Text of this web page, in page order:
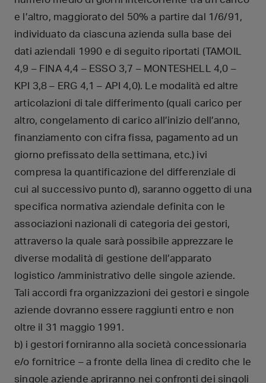
e l’altro, maggiorato del 50% a partire dal 1/6/91,
individuato da ciascuna azienda sulla base dei
dati aziendali 1990 e di seguito riportati (TAMOIL
4,9 – FINA 4,4 – ESSO 3,7 – MONTESHELL 4,0 –
KPI 3,8 – ERG 4,1 – API 4,0). Le modalità ed altre
articolazioni di tale differimento (quali carico per
altro, congelamento di carico all’inizio dell’anno,
finanziamento con cifra fissa, pagamento ad un
giorno prefissato della settimana, etc.) ivi
compresa la quantificazione del differenziale di
cui al successivo punto d), saranno oggetto di una
specifica normativa aziendale definita con le
associazioni nazionali di categoria dei gestori,
attraverso la quale sarà possibile apprezzare le
diverse modalità di gestione dell’apparato
logistico /amministrativo delle singole aziende.
Tali accordi fra organizzazioni dei gestori e singole
aziende dovranno essere raggiunti entro e non
oltre il 31 maggio 1991.
b) i gestori forniranno alla società concessionaria
e/o fornitrice – a fronte della linea di credito che le
singole aziende apriranno nei confronti dei singoli